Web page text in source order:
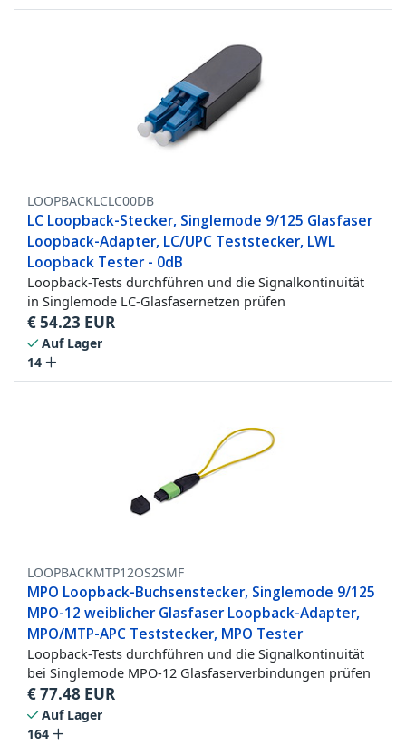
LOOPBACKLCLC00DB
LC Loopback-Stecker, Singlemode 9/125 Glasfaser
Loopback-Adapter, LC/UPC Teststecker, LWL
Loopback Tester - 0dB
Loopback-Tests durchführen und die Signalkontinuität
in Singlemode LC-Glasfasernetzen prüfen
€54.23 EUR
Auf Lager
14
LOOPBACKMTP12OS2SMF
MPO Loopback-Buchsenstecker, Singlemode 9/125
MPO-12 weiblicher Glasfaser Loopback-Adapter,
MPO/MTP-APC Teststecker, MPO Tester
Loopback-Tests durchführen und die Signalkontinuität
bei Singlemode MPO-12 Glasfaserverbindungen prüfen
€77.48 EUR
Auf Lager
164